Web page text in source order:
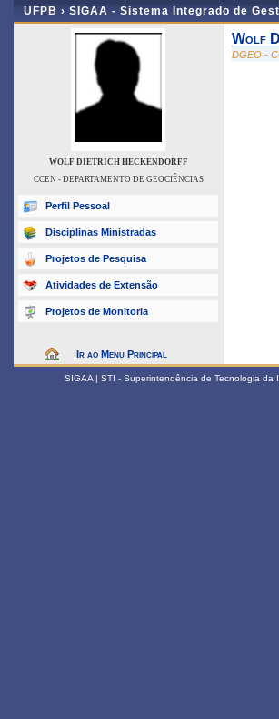
UFPB › SIGAA - Sistema Integrado de
WOLF DIETRICH HECKENDORFF
CCEN - DEPARTAMENTO DE GEOCIÊNCIAS
Perfil Pessoal
Disciplinas Ministradas
Projetos de Pesquisa
Atividades de Extensão
Projetos de Monitoria
Ir ao Menu Principal
Wolf
DGEO -
SIGAA | STI - Superintendência de Tecnologia